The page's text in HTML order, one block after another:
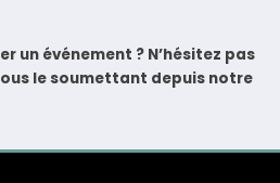
un événement ? N’hésitez pas
le soumettant depuis notre